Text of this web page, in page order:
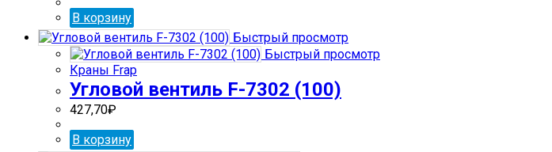
В корзину
Быстрый просмотр
Быстрый просмотр
Краны Frap
Угловой вентиль F-7302 (100)
427,70₽
В корзину